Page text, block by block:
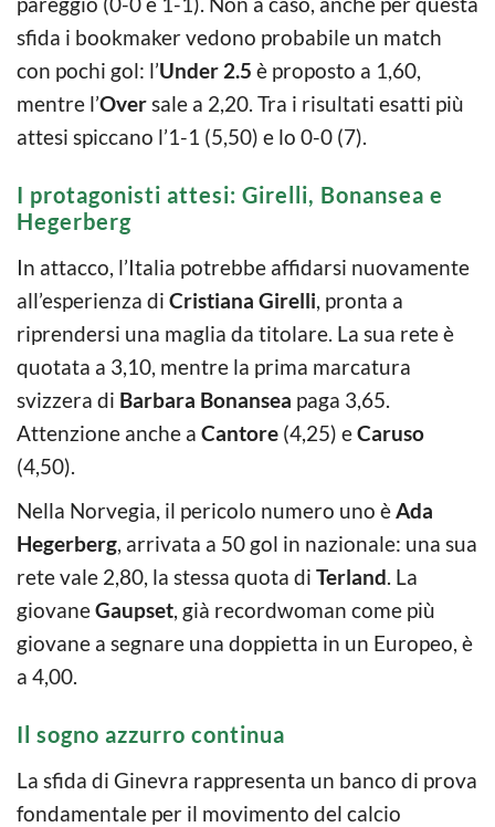
sfida i bookmaker vedono probabile un match
con pochi gol: l’Under 2.5 è proposto a 1,60,
mentre l’Oversale a 2,20. Tra i risultati esatti più
attesi spiccano l’1-1 (5,50) e lo 0-0 (7).
I protagonisti attesi: Girelli, Bonansea e
Hegerberg
In attacco, l’Italia potrebbe affidarsi nuovamente
all’esperienza di Cristiana Girelli, pronta a
riprendersi una maglia da titolare. La sua rete è
quotata a 3,10, mentre la prima marcatura
svizzera di Barbara Bonansea paga 3,65.
Attenzione anche a Cantore (4,25) eCaruso
(4,50).
Nella Norvegia, il pericolo numero uno èAda
Hegerberg, arrivata a 50 gol in nazionale: una sua
rete vale 2,80, la stessa quota di Terland. La
giovaneGaupset, già recordwoman come più
giovane a segnare una doppietta in un Europeo, è
a 4,00.
Il sogno azzurro continua
La sfida di Ginevra rappresenta un banco di prova
fondamentale per il movimento del calcio